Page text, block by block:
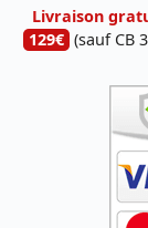
Livraison
129€ (sauf CB